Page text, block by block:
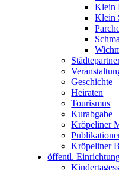
Klein
Klein
Geschichte
Heiraten
Tourismus
Kurabgabe
Kröpeliner
Kröpeliner
öffentl.